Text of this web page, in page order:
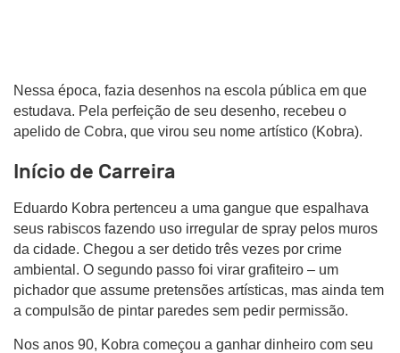
Nessa época, fazia desenhos na escola pública em que
estudava. Pela perfeição de seu desenho, recebeu o
apelido de Cobra, que virou seu nome artístico (Kobra).
Início de Carreira
Eduardo Kobra pertenceu a uma gangue que espalhava
seus rabiscos fazendo uso irregular de spray pelos muros
da cidade. Chegou a ser detido três vezes por crime
ambiental. O segundo passo foi virar grafiteiro – um
pichador que assume pretensões artísticas, mas ainda tem
a compulsão de pintar paredes sem pedir permissão.
Nos anos 90, Kobra começou a ganhar dinheiro com seu